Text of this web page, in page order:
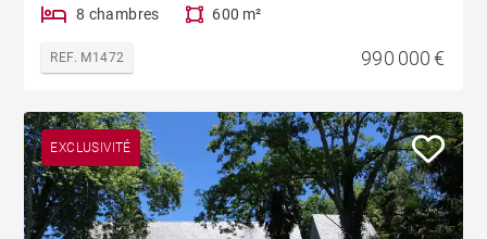
8 chambres 600 m²
REF. M1472 990 000 €
EXCLUSIVITÉ